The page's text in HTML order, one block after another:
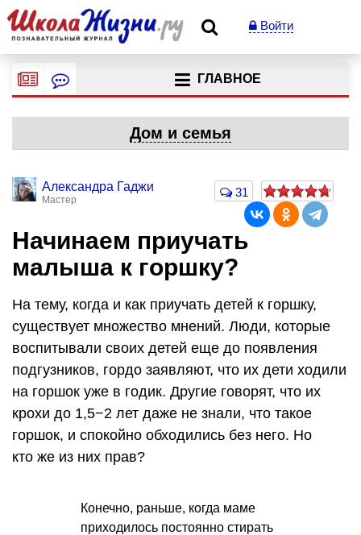
Войти
ГЛАВНОЕ
Дом и семья
Александра Гаджи
Мастер
31
Начинаем приучать
малыша к горшку?
На тему, когда и как приучать детей к горшку,
существует множество мнений. Люди, которые
воспитывали своих детей еще до появления
подгузников, гордо заявляют, что их дети ходили
на горшок уже в годик. Другие говорят, что их
крохи до 1,5−2 лет даже не знали, что такое
горшок, и спокойно обходились без него. Но
кто же из них прав?
Конечно, раньше, когда маме
приходилось постоянно стирать